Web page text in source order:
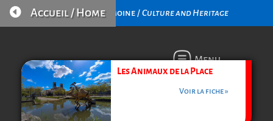
Culture et Patrimoine /Culture and Heritage
 Accueil / Home
Menu
Les Animaux de la Place
Voir la fiche »